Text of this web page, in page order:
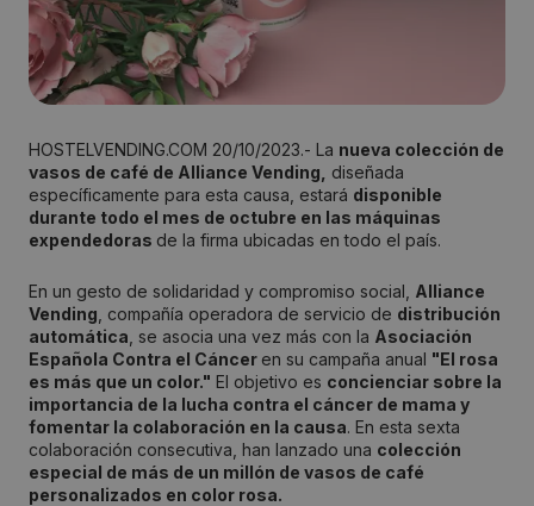
HOSTELVENDING.COM 20/10/2023.- La nueva colección de
vasos de café de Alliance Vending,
diseñada
específicamente para esta causa, estará disponible
durante todo el mes de octubre en las máquinas
expendedoras de la firma ubicadas en todo el país.
En un gesto de solidaridad y compromiso social, Alliance
Vending , compañía operadora de servicio de distribución
automática , se asocia una vez más con la Asociación
Española Contra el Cáncer en su campaña anual "El rosa
es más que un color." El objetivo es concienciar sobre la
importancia de la lucha contra el cáncer de mama y
fomentar la colaboración en la causa. En esta sexta
colaboración consecutiva, han lanzado una colección
especial de más de un millón de vasos de café
personalizados en color rosa.